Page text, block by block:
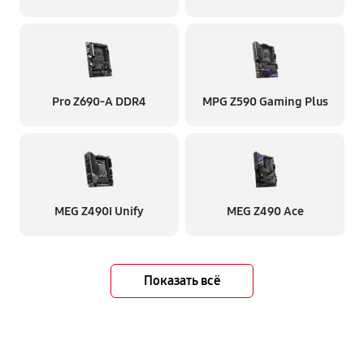
Pro Z690-A DDR4 MPG Z590 Gaming Plus
MEG Z490I Unify MEG Z490 Ace
Показать всё